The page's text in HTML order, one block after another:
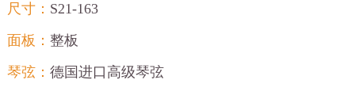
尺寸： S21-163
面板： 整板
琴弦： 德国进口高级琴弦